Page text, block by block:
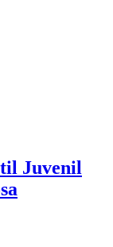
Juvenil